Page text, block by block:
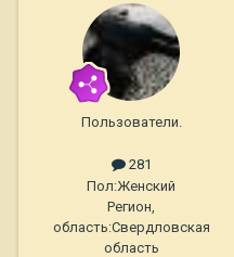
Пользователи.
281
Пол:Женский
Регион,
область:Свердловская
область